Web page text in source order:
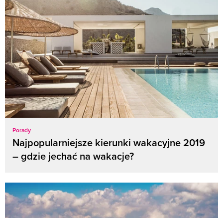
Porady
Najpopularniejsze kierunki wakacyjne 2019
– gdzie jechać na wakacje?